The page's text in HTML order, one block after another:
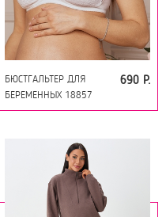
БЮСТГАЛЬТЕР ДЛЯ
БЕРЕМЕННЫХ 18857
БЕЛЫЙ
690 Р.